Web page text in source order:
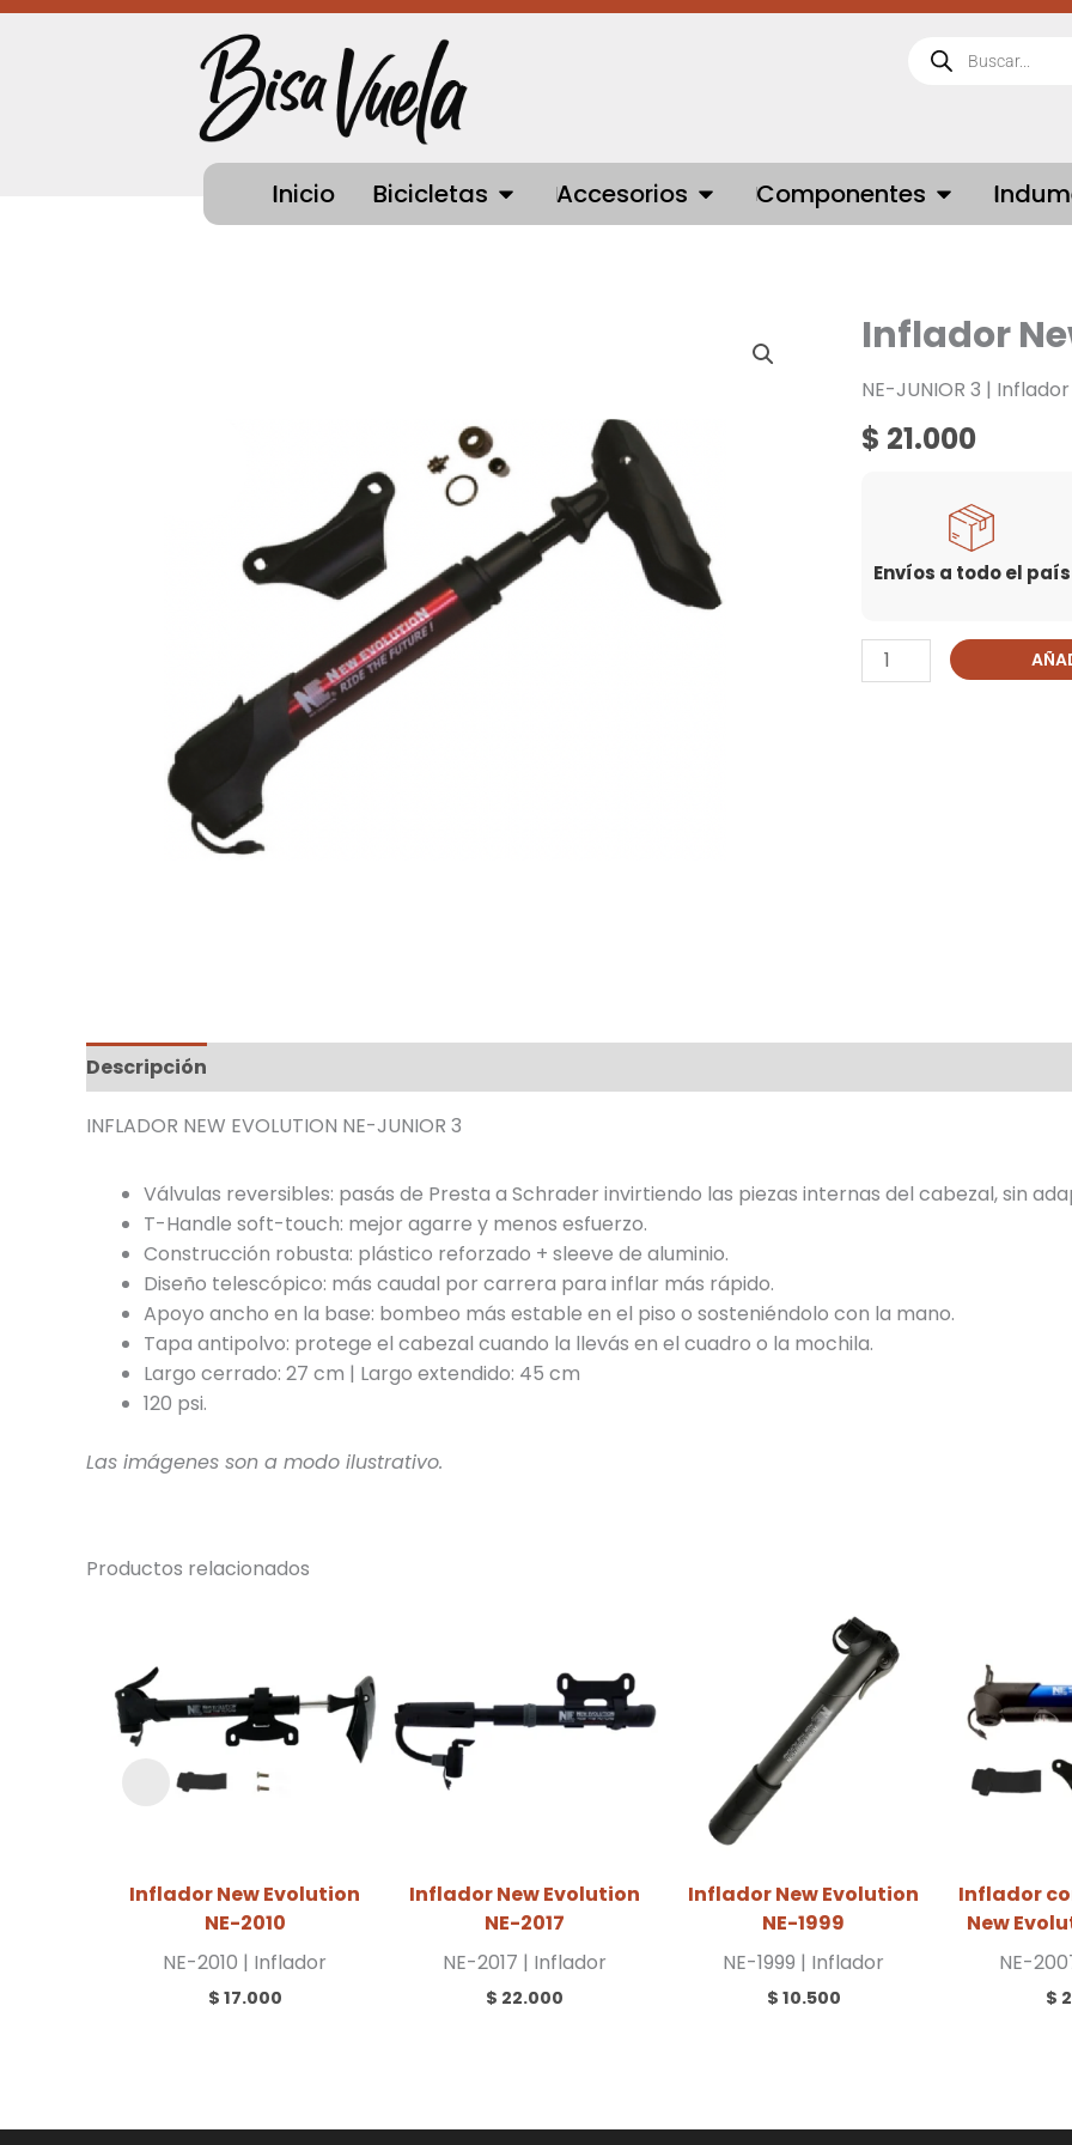
Ir
de
productos
Inicio Bicicletas OPEN BICICLETAS
Accesorios OPEN ACCESORIOS
Componentes OPEN
Inflador
NE-JUNIOR 3 | Inflador
$ 21.000
Envíos a todo el país
Inflador
Evolution
Junior
Descripción
INFLADOR NEW EVOLUTION NE-JUNIOR 3
Válvulas reversibles: pasás de Presta a Schrader invirtiendo las piezas internas del cabezal, sin
T-Handle soft-touch: mejor agarre y menos esfuerzo.
Construcción robusta: plástico reforzado + sleeve de aluminio.
Diseño telescópico: más caudal por carrera para inflar más rápido.
Apoyo ancho en la base: bombeo más estable en el piso o sosteniéndolo con la mano.
Tapa antipolvo: protege el cabezal cuando la llevás en el cuadro o la mochila.
Largo cerrado: 27 cm | Largo extendido: 45 cm
120 psi.
Las imágenes son a modo ilustrativo.
Productos relacionados
Inflador New Evolution
NE-2010
NE-2010 | Inflador
$ 17.000
Inflador New Evolution
NE-2017
NE-2017 | Inflador
$ 22.000
Inflador New Evolution
NE-1999
NE-1999 | Inflador
$ 10.500
Inflador
New
NE-
$